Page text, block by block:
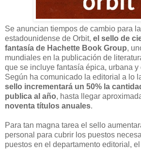
Se anuncian tiempos de cambio para
estadounidense de Orbit, el sello de
fantasía de Hachette Book Group,
mundiales en la publicación de
que se incluye fantasía épica, urbana y
Según ha comunicado la editorial a lo
sello incrementará un 50% la
publica al año, hasta llegar
noventa títulos anuales.
Para tan magna tarea el sello
personal para cubrir los puestos
puestos en el departamento editorial,